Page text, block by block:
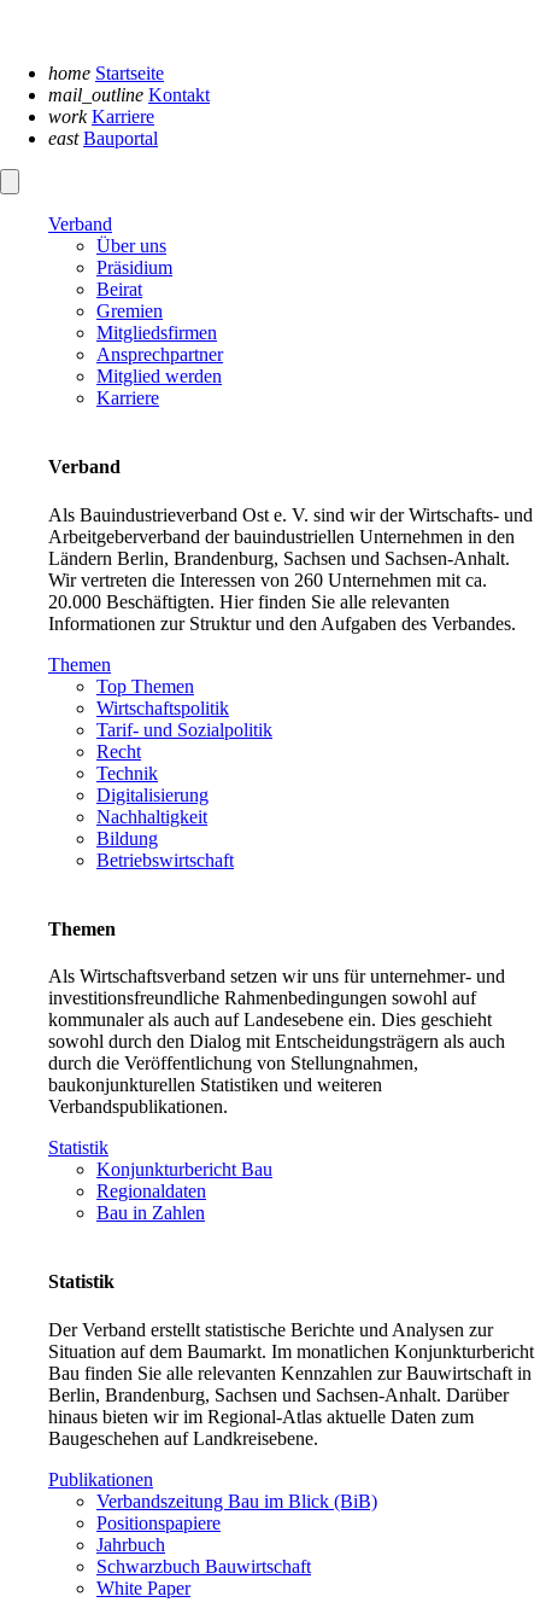
home Startseite
mail_outline Kontakt
work Karriere
east Bauportal
Verband
Über uns
Präsidium
Beirat
Gremien
Mitgliedsfirmen
Ansprechpartner
Mitglied werden
Karriere
Verband
Als Bauindustrieverband Ost e. V. sind wir der Wirtschafts- und
Arbeitgeberverband der bauindustriellen Unternehmen in den
Ländern Berlin, Brandenburg, Sachsen und Sachsen-Anhalt.
Wir vertreten die Interessen von 260 Unternehmen mit ca.
20.000 Beschäftigten. Hier finden Sie alle relevanten
Informationen zur Struktur und den Aufgaben des Verbandes.
Themen
Top Themen
Wirtschaftspolitik
Tarif- und Sozialpolitik
Recht
Technik
Digitalisierung
Nachhaltigkeit
Bildung
Betriebswirtschaft
Themen
Als Wirtschaftsverband setzen wir uns für unternehmer- und
investitionsfreundliche Rahmenbedingungen sowohl auf
kommunaler als auch auf Landesebene ein. Dies geschieht
sowohl durch den Dialog mit Entscheidungsträgern als auch
durch die Veröffentlichung von Stellungnahmen,
baukonjunkturellen Statistiken und weiteren
Verbandspublikationen.
Statistik
Konjunkturbericht Bau
Regionaldaten
Bau in Zahlen
Statistik
Der Verband erstellt statistische Berichte und Analysen zur
Situation auf dem Baumarkt. Im monatlichen Konjunkturbericht
Bau finden Sie alle relevanten Kennzahlen zur Bauwirtschaft in
Berlin, Brandenburg, Sachsen und Sachsen-Anhalt. Darüber
hinaus bieten wir im Regional-Atlas aktuelle Daten zum
Baugeschehen auf Landkreisebene.
Publikationen
Verbandszeitung Bau im Blick (BiB)
Positionspapiere
Jahrbuch
Schwarzbuch Bauwirtschaft
White Paper